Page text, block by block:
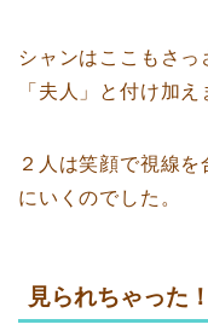
シャンはここもさ
「夫人」と付け加え
２人は笑顔で視線
にいくのでした。
見られちゃった